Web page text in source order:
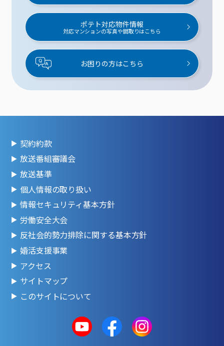
ポテト対応物件情報
対応マンションの写真や間取りはこちら
お困りの方はこちら
契約約款
放送番組審議会
放送基準
個人情報の取り扱い
情報セキュリティ基本方針
労働安全大会
反社会的勢力排除に関する基本方針
婚活支援事業
アクセス
サイトマップ
このサイトについて